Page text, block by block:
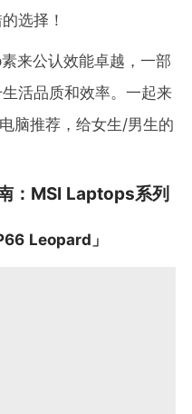
选择！
来公认效能卓越，一部
活品质和效率。一起来
脑推荐，给女生/男生的
：MSI Laptops系列
Leopard」